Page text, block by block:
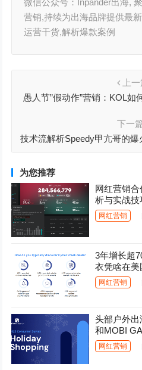
营销,持续为出海品牌提供最
运营干货,解析爆款案例
上一
愚人节”假动作”营销：KOL如
下一
技术流解析Speedy甲亢哥的
为您推荐
网红营销
析与实战技
网红营销
3年增长超
衣凭啥在美
网红营销
头部户外出
和MOBI
网红营销